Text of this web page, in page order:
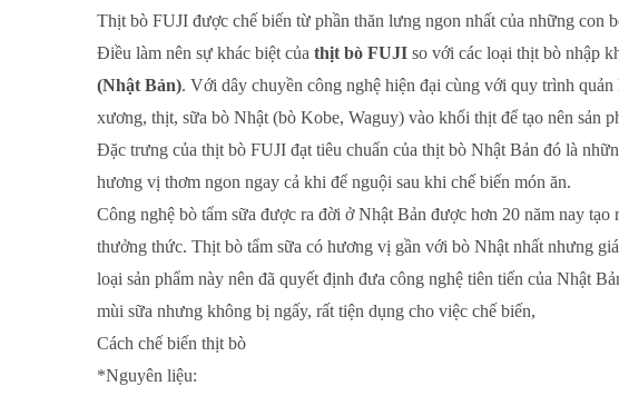
Thịt bò FUJI được chế biến từ phần thăn lưng ngon nhất của những con
Điều làm nên sự khác biệt của thịt bò FUJI so với các loại thịt bò nhập
(Nhật Bản). Với dây chuyền công nghệ hiện đại cùng với quy trình
xương, thịt, sữa bò Nhật (bò Kobe, Waguy) vào khối thịt để tạo nên sản
Đặc trưng của thịt bò FUJI đạt tiêu chuẩn của thịt bò Nhật Bản đó là
hương vị thơm ngon ngay cả khi để nguội sau khi chế biến món ăn.
Công nghệ bò tẩm sữa được ra đời ở Nhật Bản được hơn 20 năm nay
thưởng thức. Thịt bò tẩm sữa có hương vị gần với bò Nhật nhất nhưng
loại sản phẩm này nên đã quyết định đưa công nghệ tiên tiến của Nhật
mùi sữa nhưng không bị ngấy, rất tiện dụng cho việc chế biến,
Cách chế biến thịt bò
*Nguyên liệu: